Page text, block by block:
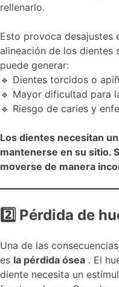
rellenarlo.
Esto provoca desajustes
alineación de los dientes
puede generar:
🔹 Dientes torcidos o
🔹 Mayor dificultad para
🔹 Riesgo de caries y
Los dientes necesitan
mantenerse en su sitio.
moverse de manera
2 Pérdida de
Una de las
es la pérdida ósea . El
diente necesita un